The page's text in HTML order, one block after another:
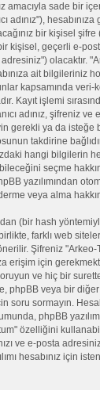
amacıyla sade bir
adınız"), hesabınıza
bir kişisel şifre
kişisel, geçerli e-
olacaktır.
ait bilgileriniz
kapsamında veri-
Kayıt işlemi
adınız, şifreniz ve
gerekli ya da isteğe
takdirine
hangi bilgilerin
seçme
yazılımından
veya alma
(bir hash
farklı web
Şifreniz "Arkeo-
erişim için
ve hiç bir
phpBB veya bir
soru sormayın.
phpBB
özelliğini
ve e-posta
hesabınız için